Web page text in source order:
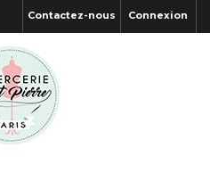
Connexion
Contactez-nous